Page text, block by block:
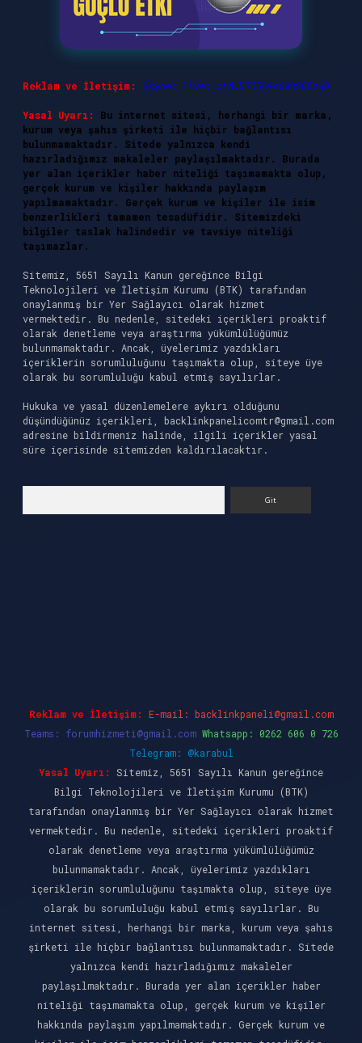
Reklam ve İletişim: Skype: live:.cid.575569c608265c69
Yasal Uyarı:
Bu internet sitesi, herhangi bir marka,
kurum veya şahıs şirketi ile hiçbir bağlantısı
bulunmamaktadır. Sitede yalnızca kendi
hazırladığımız makaleler paylaşılmaktadır. Burada
yer alan içerikler haber niteliği taşımamakta olup,
gerçek kurum ve kişiler hakkında paylaşım
yapılmamaktadır. Gerçek kurum ve kişiler ile isim
benzerlikleri tamamen tesadüfidir. Sitemizdeki
bilgiler taslak halindedir ve tavsiye niteliği
taşımazlar.
Sitemiz, 5651 Sayılı Kanun gereğince Bilgi
Teknolojileri ve İletişim Kurumu (BTK) tarafından
onaylanmış bir Yer Sağlayıcı olarak hizmet
vermektedir. Bu nedenle, sitedeki içerikleri proaktif
olarak denetleme veya araştırma yükümlülüğümüz
bulunmamaktadır. Ancak, üyelerimiz yazdıkları
içeriklerin sorumluluğunu taşımakta olup, siteye üye
olarak bu sorumluluğu kabul etmiş sayılırlar.
Hukuka ve yasal düzenlemelere aykırı olduğunu
düşündüğünüz içerikleri, backlinkpanelicomtr@gmail.com
adresine bildirmeniz halinde, ilgili içerikler yasal
süre içerisinde sitemizden kaldırılacaktır.
Reklam ve İletişim: E-mail: backlinkpaneli@gmail.com
Teams: forumhizmeti@gmail.com Whatsapp: 0262 606 0 726
Telegram: @karabul
Yasal Uyarı:
Sitemiz, 5651 Sayılı Kanun gereğince
Bilgi Teknolojileri ve İletişim Kurumu (BTK)
tarafından onaylanmış bir Yer Sağlayıcı olarak hizmet
vermektedir. Bu nedenle, sitedeki içerikleri proaktif
olarak denetleme veya araştırma yükümlülüğümüz
bulunmamaktadır. Ancak, üyelerimiz yazdıkları
içeriklerin sorumluluğunu taşımakta olup, siteye üye
olarak bu sorumluluğu kabul etmiş sayılırlar. Bu
internet sitesi, herhangi bir marka, kurum veya şahıs
şirketi ile hiçbir bağlantısı bulunmamaktadır. Sitede
yalnızca kendi hazırladığımız makaleler
paylaşılmaktadır. Burada yer alan içerikler haber
niteliği taşımamakta olup, gerçek kurum ve kişiler
hakkında paylaşım yapılmamaktadır. Gerçek kurum ve